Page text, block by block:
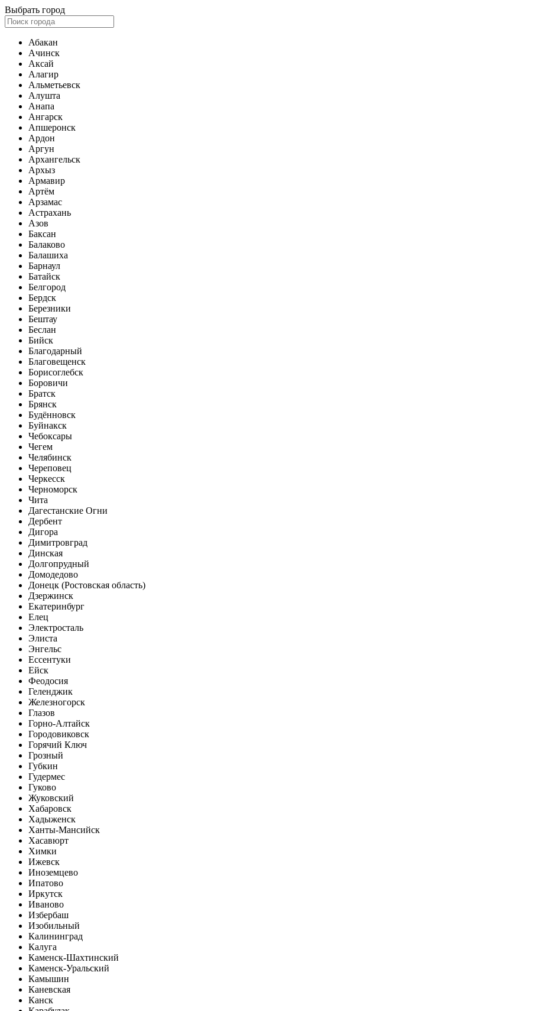
Выбрать город
Абакан
Ачинск
Аксай
Алагир
Альметьевск
Алушта
Анапа
Ангарск
Апшеронск
Ардон
Аргун
Архангельск
Архыз
Армавир
Артём
Арзамас
Астрахань
Азов
Баксан
Балаково
Балашиха
Барнаул
Батайск
Белгород
Бердск
Березники
Бештау
Беслан
Бийск
Благодарный
Благовещенск
Борисоглебск
Боровичи
Братск
Брянск
Будённовск
Буйнакск
Чебоксары
Чегем
Челябинск
Череповец
Черкесск
Черноморск
Чита
Дагестанские Огни
Дербент
Дигора
Димитровград
Динская
Долгопрудный
Домодедово
Донецк (Ростовская область)
Дзержинск
Екатеринбург
Елец
Электросталь
Элиста
Энгельс
Ессентуки
Ейск
Феодосия
Геленджик
Железногорск
Глазов
Горно-Алтайск
Городовиковск
Горячий Ключ
Грозный
Губкин
Гудермес
Гуково
Жуковский
Хабаровск
Хадыженск
Ханты-Мансийск
Хасавюрт
Химки
Ижевск
Иноземцево
Ипатово
Иркутск
Иваново
Избербаш
Изобильный
Калининград
Калуга
Каменск-Шахтинский
Каменск-Уральский
Камышин
Каневская
Канск